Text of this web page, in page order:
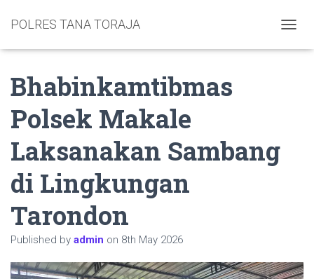
POLRES TANA TORAJA
Bhabinkamtibmas
Polsek Makale
Laksanakan Sambang
di Lingkungan
Tarondon
Published by admin on 8th May 2026